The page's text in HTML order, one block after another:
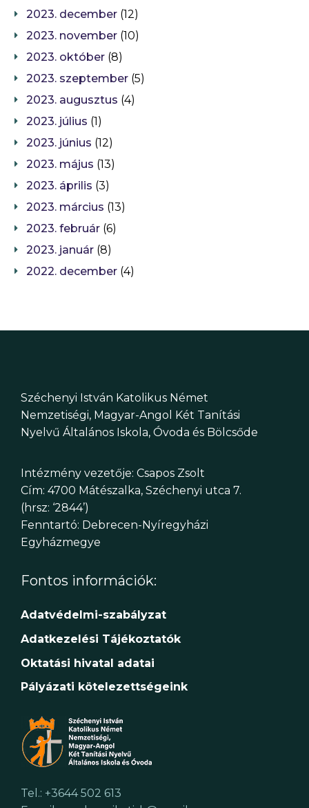
2023. december (12)
2023. november (10)
2023. október (8)
2023. szeptember (5)
2023. augusztus (4)
2023. július (1)
2023. június (12)
2023. május (13)
2023. április (3)
2023. március (13)
2023. február (6)
2023. január (8)
2022. december (4)
Széchenyi István Katolikus Német
Nemzetiségi, Magyar-Angol Két Tanítási
Nyelvű Általános Iskola, Óvoda és Bölcsőde
Intézmény vezetője: Csapos Zsolt
Cím: 4700 Mátészalka, Széchenyi utca 7.
(hrsz: ‘2844’)
Fenntartó: Debrecen-Nyíregyházi
Egyházmegye
Fontos információk:
Adatvédelmi-szabályzat
Adatkezelési Tájékoztatók
Oktatási hivatal adatai
Pályázati kötelezettségeink
Tel.: +3644 502 613